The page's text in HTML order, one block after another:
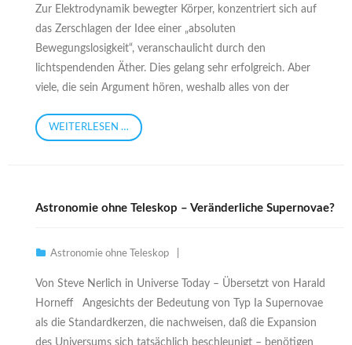
Zur Elektrodynamik bewegter Körper, konzentriert sich auf
das Zerschlagen der Idee einer „absoluten
Bewegungslosigkeit“, veranschaulicht durch den
lichtspendenden Äther. Dies gelang sehr erfolgreich. Aber
viele, die sein Argument hören, weshalb alles von der
WEITERLESEN …
Astronomie ohne Teleskop – Veränderliche Supernovae?
Astronomie ohne Teleskop
Von Steve Nerlich in Universe Today – Übersetzt von Harald
Horneff Angesichts der Bedeutung von Typ Ia Supernovae
als die Standardkerzen, die nachweisen, daß die Expansion
des Universums sich tatsächlich beschleunigt – benötigen